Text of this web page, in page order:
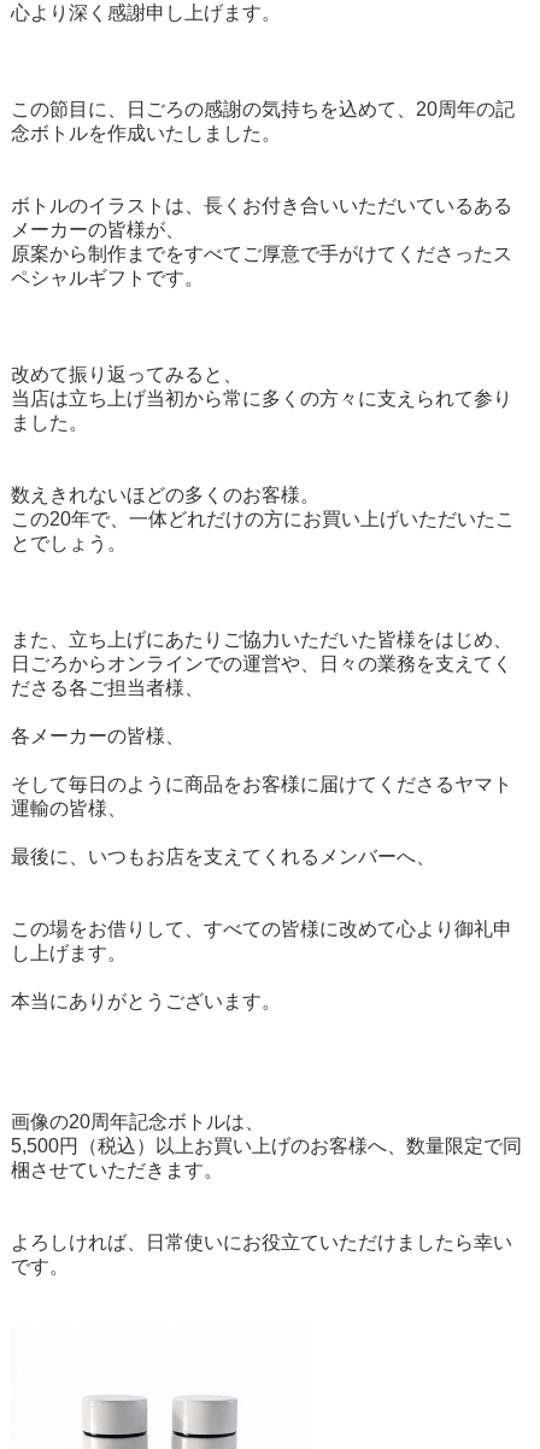
心より深く感謝申し上げます。
この節目に、日ごろの感謝の気持ちを込めて、20周年の記
念ボトルを作成いたしました。
ボトルのイラストは、長くお付き合いいただいているある
メーカーの皆様が、
原案から制作までをすべてご厚意で手がけてくださったス
ペシャルギフトです。
改めて振り返ってみると、
当店は立ち上げ当初から常に多くの方々に支えられて参り
ました。
数えきれないほどの多くのお客様。
この20年で、一体どれだけの方にお買い上げいただいたこ
とでしょう。
また、立ち上げにあたりご協力いただいた皆様をはじめ、
日ごろからオンラインでの運営や、日々の業務を支えてく
ださる各ご担当者様、
各メーカーの皆様、
そして毎日のように商品をお客様に届けてくださるヤマト
運輸の皆様、
最後に、いつもお店を支えてくれるメンバーへ、
この場をお借りして、すべての皆様に改めて心より御礼申
し上げます。
本当にありがとうございます。
画像の20周年記念ボトルは、
5,500円（税込）以上お買い上げのお客様へ、数量限定で同
梱させていただきます。
よろしければ、日常使いにお役立ていただけましたら幸い
です。